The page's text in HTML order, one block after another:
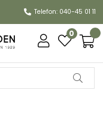
Telefon: 040-45 01 11
0